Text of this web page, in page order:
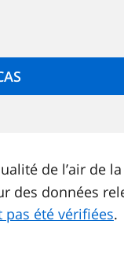
de l’air de la
des données
pas été vérifiées.